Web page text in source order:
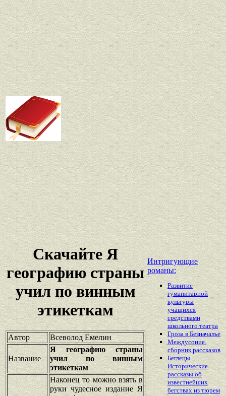
Скачайте Я
географию страны
учил по винным
этикеткам
Автор Всеволод Емелин
Название
Я географию страны
учил по винным
этикеткам
Наконец то можно взять в
руки чудесное издание Я
Интригующие
романы:
Развитие
гуманитарной
культуры
учащихся
средствами
школьного театра
Гроза в Безначалье
Междусоние.
сборник рассказов
Беглецы.
Исторические
рассказы об
известнейших
бегствах из тюрем